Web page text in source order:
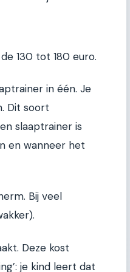
130 tot 180 euro.
in één. Je
Dit soort
slaaptrainer is
en wanneer het
Bij veel
Deze kost
je kind leert dat